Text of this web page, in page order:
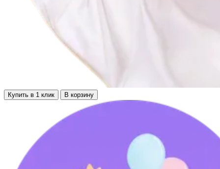
Купить в 1 клик В корзину